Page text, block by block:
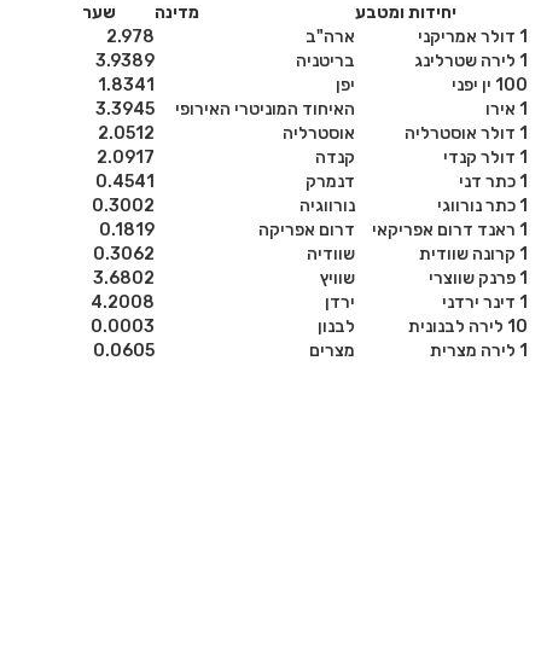
יחידות ומטבע
מדינה
שער
ארה"ב
2.978
בריטניה
3.9389
100 ין יפני
יפן
1.8341
האיחוד המוניטרי האירופי
3.3945
אוסטרליה
2.0512
קנדה
2.0917
דנמרק
0.4541
נורווגיה
0.3002
דרום אפריקה
0.1819
שוודיה
0.3062
שוויץ
3.6802
ירדן
4.2008
10 לירה לבנונית
לבנון
0.0003
מצרים 0.0605